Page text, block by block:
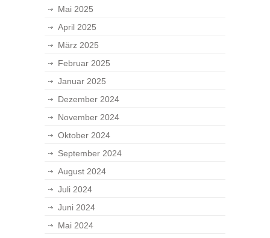
Mai 2025
April 2025
März 2025
Februar 2025
Januar 2025
Dezember 2024
November 2024
Oktober 2024
September 2024
August 2024
Juli 2024
Juni 2024
Mai 2024